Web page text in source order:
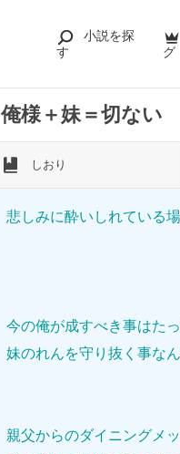
小説を探
す
グ
俺様＋妹＝切ない
しおり
悲しみに酔いしれている
今の俺が成すべき事はた
妹のれんを守り抜く事なん
親父からのダイニングメ